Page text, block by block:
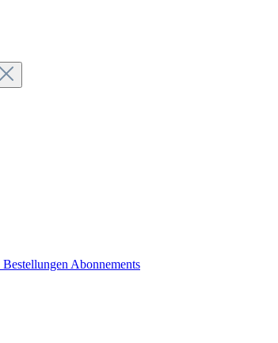
Bestellungen Abonnements